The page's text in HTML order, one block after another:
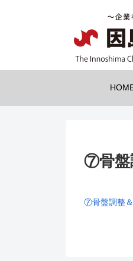
⑦骨盤
⑦骨盤調整